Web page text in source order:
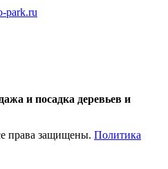
park.ru
и посадка деревьев и
права защищены. Политика